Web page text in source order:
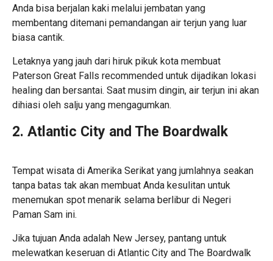
Anda bisa berjalan kaki melalui jembatan yang
membentang ditemani pemandangan air terjun yang luar
biasa cantik.
Letaknya yang jauh dari hiruk pikuk kota membuat
Paterson Great Falls recommended untuk dijadikan lokasi
healing dan bersantai. Saat musim dingin, air terjun ini akan
dihiasi oleh salju yang mengagumkan.
2. Atlantic City and The Boardwalk
Tempat wisata di Amerika Serikat yang jumlahnya seakan
tanpa batas tak akan membuat Anda kesulitan untuk
menemukan spot menarik selama berlibur di Negeri
Paman Sam ini.
Jika tujuan Anda adalah New Jersey, pantang untuk
melewatkan keseruan di Atlantic City and The Boardwalk